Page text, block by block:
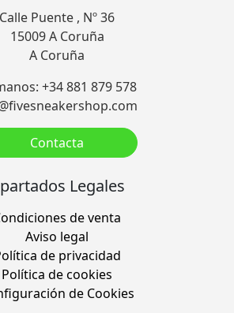
Calle Puente , Nº 36
15009 A Coruña
A Coruña
+34 881 879 578
Contacta
Legales
de venta
Aviso legal
de privacidad
Política de cookies
de Cookies